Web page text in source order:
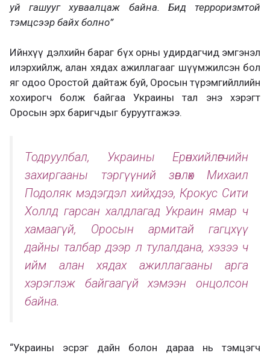
уй гашууг хуваалцаж байна. Бид терроризмтой
тэмцсээр байх болно”
Ийнхүү дэлхийн бараг бүх орны удирдагчид эмгэнэл
илэрхийлж, алан хядах ажиллагааг шүүмжилсэн бол
яг одоо Оростой дайтаж буй, Оросын түрэмгийллийн
хохирогч болж байгаа Украины тал энэ хэрэгт
Оросын эрх баригчдыг буруутгажээ.
Тодруулбал, Украины Ерөнхийлөгчийн
захиргааны тэргүүний зөвлөх Михаил
Подоляк мэдэгдэл хийхдээ, Крокус Сити
Холлд гарсан халдлагад Украин ямар ч
хамаагүй, Оросын армитай гагцхүү
дайны талбар дээр л тулалдана, хэзээ ч
ийм алан хядах ажиллагааны арга
хэрэглэж байгаагүй хэмээн онцолсон
байна.
“Украины эсрэг дайн болон дараа нь тэмцэгч